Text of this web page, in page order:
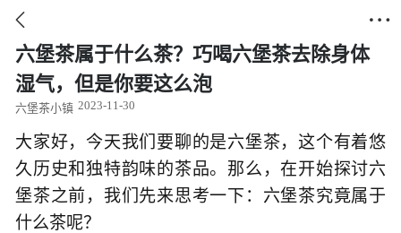
 
六堡茶属于什么茶？巧喝六堡茶去除身体
湿气，但是你要这么泡
六堡茶小镇 2023-11-30
大家好，今天我们要聊的是六堡茶，这个有着悠
久历史和独特韵味的茶品。那么，在开始探讨六
堡茶之前，我们先来思考一下：六堡茶究竟属于
什么茶呢？